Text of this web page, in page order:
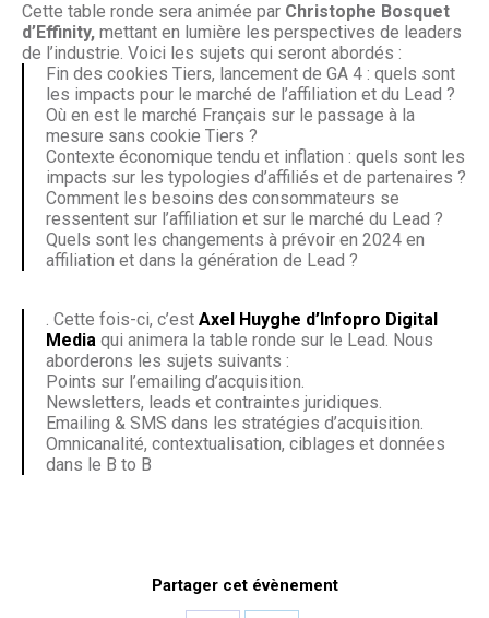
Cette table ronde sera animée par Christophe Bosquet
d’Effinity, mettant en lumière les perspectives de leaders
de l’industrie. Voici les sujets qui seront abordés :
Fin des cookies Tiers, lancement de GA 4 : quels sont
les impacts pour le marché de l’affiliation et du Lead ?
Où en est le marché Français sur le passage à la
mesure sans cookie Tiers ?
Contexte économique tendu et inflation : quels sont les
impacts sur les typologies d’affiliés et de partenaires ?
Comment les besoins des consommateurs se
ressentent sur l’affiliation et sur le marché du Lead ?
Quels sont les changements à prévoir en 2024 en
affiliation et dans la génération de Lead ?
. Cette fois-ci, c’est Axel Huyghe d’Infopro Digital
Media qui animera la table ronde sur le Lead. Nous
aborderons les sujets suivants :
Points sur l’emailing d’acquisition.
Newsletters, leads et contraintes juridiques.
Emailing & SMS dans les stratégies d’acquisition.
Omnicanalité, contextualisation, ciblages et données
dans le B to B
Partager cet évènement